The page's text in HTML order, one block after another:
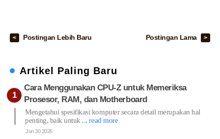
Postingan Lebih Baru Postingan Lama
Artikel Paling Baru
Cara Menggunakan CPU-Z untuk Memeriksa
Prosesor, RAM, dan Motherboard
Mengetahui spesifikasi komputer secara detail merupakan hal
penting, baik untuk ... read more
Jun 30 2026